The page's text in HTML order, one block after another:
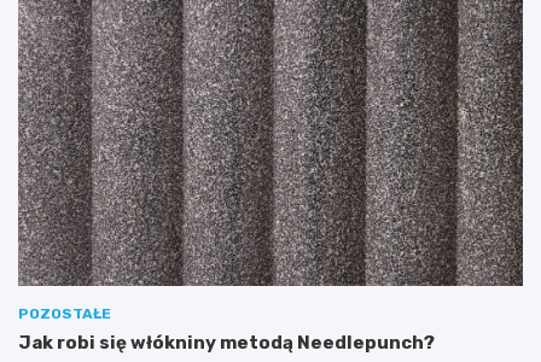
POZOSTAŁE
Jak robi się włókniny metodą Needlepunch?